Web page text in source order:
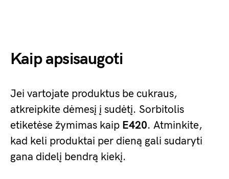
Kaip apsisaugoti
Jei vartojate produktus be cukraus,
atkreipkite dėmesį į sudėtį. Sorbitolis
etiketėse žymimas kaip E420. Atminkite,
kad keli produktai per dieną gali sudaryti
gana didelį bendrą kiekį.